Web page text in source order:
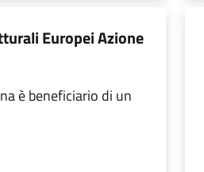
Europei Azione
è beneficiario di un